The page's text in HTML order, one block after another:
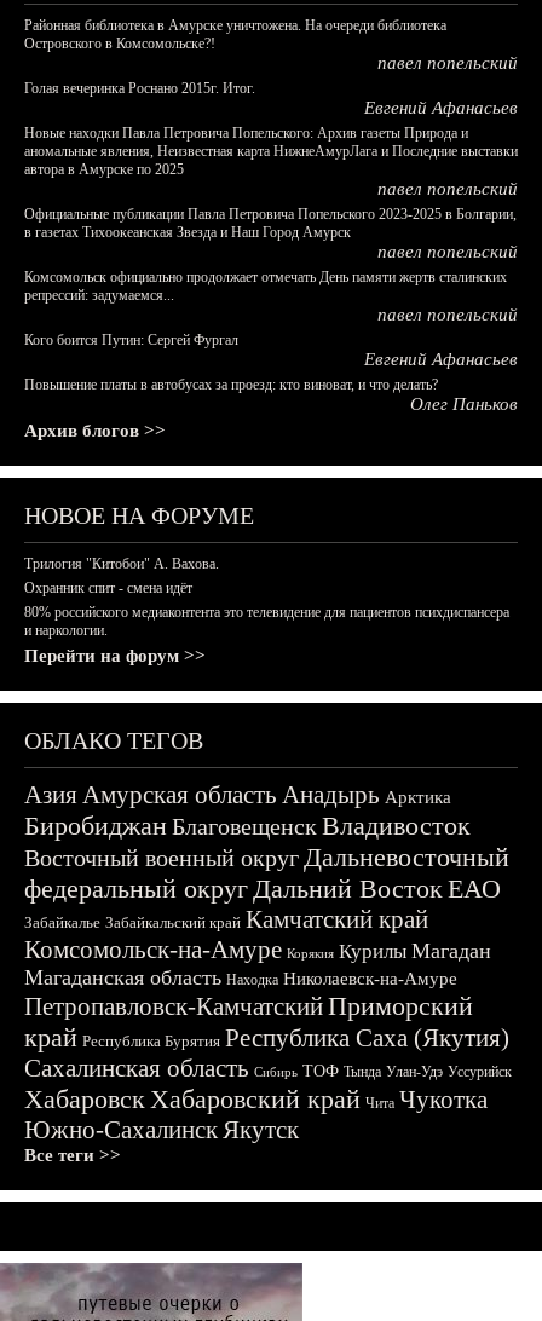
Районная библиотека в Амурске уничтожена. На очереди библиотека
Островского в Комсомольске?!
павел попельский
Голая вечеринка Роснано 2015г. Итог.
Евгений Афанасьев
Новые находки Павла Петровича Попельского: Архив газеты Природа и
аномальные явления, Неизвестная карта НижнеАмурЛага и Последние выставки
автора в Амурске по 2025
павел попельский
Официальные публикации Павла Петровича Попельского 2023-2025 в Болгарии,
в газетах Тихоокеанская Звезда и Наш Город Амурск
павел попельский
Комсомольск официально продолжает отмечать День памяти жертв сталинских
репрессий: задумаемся...
павел попельский
Кого боится Путин: Сергей Фургал
Евгений Афанасьев
Повышение платы в автобусах за проезд: кто виноват, и что делать?
Олег Паньков
Архив блогов >>
НОВОЕ НА ФОРУМЕ
Трилогия "Китобои" А. Вахова.
Охранник спит - смена идёт
80% российского медиаконтента это телевидение для пациентов психдиспансера
и наркологии.
Перейти на форум >>
ОБЛАКО ТЕГОВ
АзияАмурская область Анадырь Арктика
БиробиджанБлаговещенскВладивосток
Восточный военный округДальневосточный
федеральный округДальний ВостокЕАО
Забайкалье Забайкальский край Камчатский край
Комсомольск-на-Амуре Корякия Курилы Магадан
Магаданская область Находка Николаевск-на-Амуре
Петропавловск-КамчатскийПриморский
край Республика Бурятия Республика Саха (Якутия)
Сахалинская область Сибирь ТОФ Тында Улан-Удэ Уссурийск
ХабаровскХабаровский край Чита Чукотка
Южно-СахалинскЯкутск
Все теги >>